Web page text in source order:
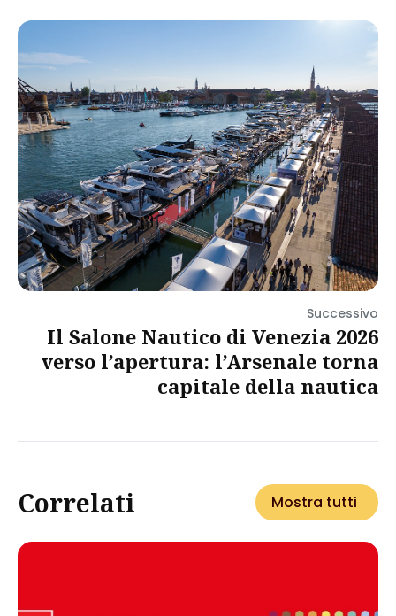
Successivo
Il Salone Nautico di Venezia 2026
verso l’apertura: l’Arsenale torna
capitale della nautica
Correlati Mostra tutti